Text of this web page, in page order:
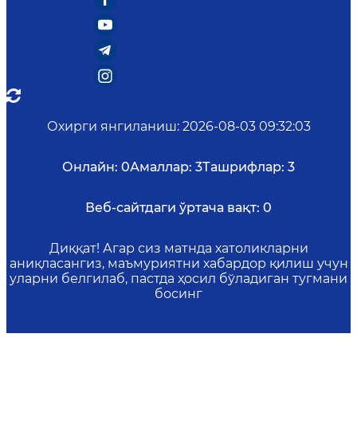
Охирги янгиланиш: 2026-08-03 09:32:03
Онлайн: 0Амаллар: 3Ташрифлар: 3
Веб-сайтдаги ўртача вақт: 0
Диққат! Агар сиз матнда хатоликларни
аниқласангиз, маъмуриятни хабардор қилиш учун
уларни белгилаб, пастда ҳосил бўладиган тугмани
босинг